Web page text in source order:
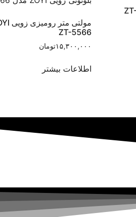
ZT-5566
۱۵,۳۰۰,۰۰۰تومان
اطلاعات بیشتر